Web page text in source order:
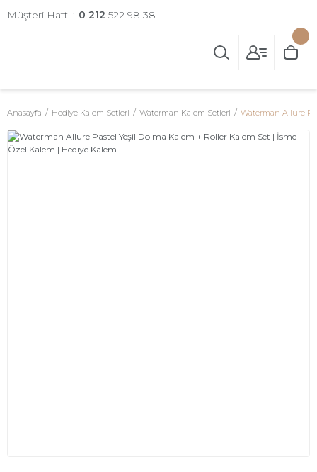
Müşteri Hattı : 0 212 522 98 38
Anasayfa Hediye Kalem Setleri Waterman Kalem Setleri Waterman Allure